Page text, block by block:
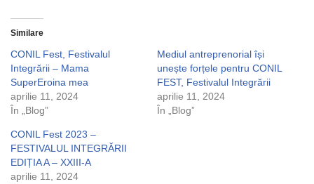
Similare
CONIL Fest, Festivalul
Integrării – Mama
SuperEroina mea
aprilie 11, 2024
În „Blog”
Mediul antreprenorial își
unește forțele pentru CONIL
FEST, Festivalul Integrării
aprilie 11, 2024
În „Blog”
CONIL Fest 2023 –
FESTIVALUL INTEGRĂRII
EDIȚIA A – XXIII-A
aprilie 11, 2024